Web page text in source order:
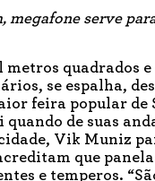
megafone serve
metros quadrados e
se espalha,
feira popular de
de suas
Vik Muniz
que
e temperos.